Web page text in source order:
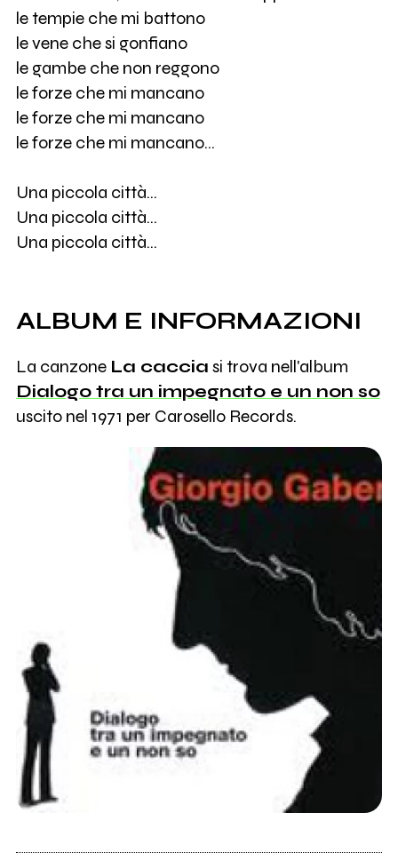
le tempie che mi battono
le vene che si gonfiano
le gambe che non reggono
le forze che mi mancano
le forze che mi mancano
le forze che mi mancano…
Una piccola città…
Una piccola città…
Una piccola città…
ALBUM E INFORMAZIONI
La canzone La caccia si trova nell'album
Dialogo tra un impegnato e un non so
uscito nel 1971 per Carosello Records.